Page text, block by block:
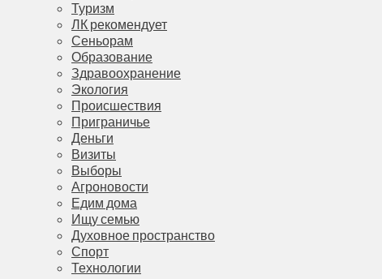
Туризм
ЛК рекомендует
Сеньорам
Образование
Здравоохранение
Экология
Происшествия
Приграничье
Деньги
Визиты
Выборы
Агроновости
Едим дома
Ищу семью
Духовное пространство
Спорт
Технологии